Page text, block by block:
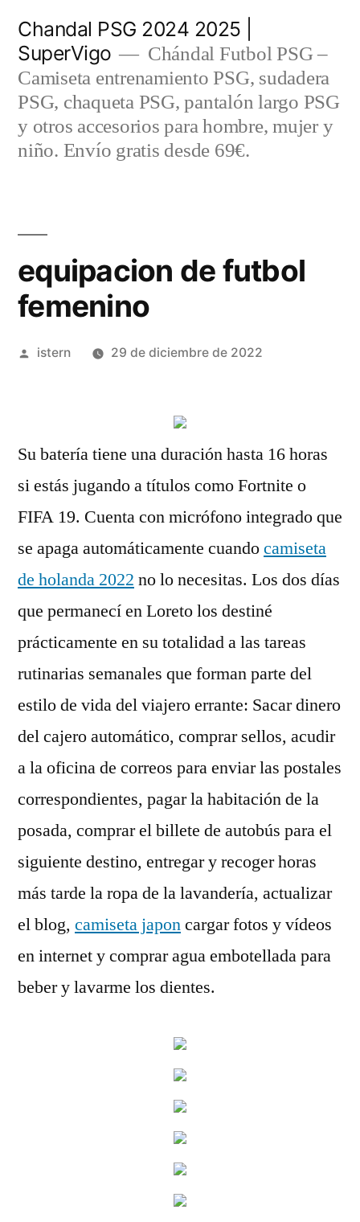
contenido
Chandal PSG 2024 2025 |
SuperVigo
Chándal Futbol PSG –
Camiseta entrenamiento PSG, sudadera
PSG, chaqueta PSG, pantalón largo PSG
y otros accesorios para hombre, mujer y
niño. Envío gratis desde 69€.
equipacion de futbol
femenino
Publicado
istern 29 de diciembre de 2022
Su batería tiene una duración hasta 16 horas
si estás jugando a títulos como Fortnite o
FIFA 19. Cuenta con micrófono integrado que
se apaga automáticamente cuandocamiseta
de holanda 2022 no lo necesitas. Los dos días
que permanecí en Loreto los destiné
prácticamente en su totalidad a las tareas
rutinarias semanales que forman parte del
estilo de vida del viajero errante: Sacar dinero
del cajero automático, comprar sellos, acudir
a la oficina de correos para enviar las postales
correspondientes, pagar la habitación de la
posada, comprar el billete de autobús para el
siguiente destino, entregar y recoger horas
más tarde la ropa de la lavandería, actualizar
el blog, camiseta japoncargar fotos y vídeos
en internet y comprar agua embotellada para
beber y lavarme los dientes.